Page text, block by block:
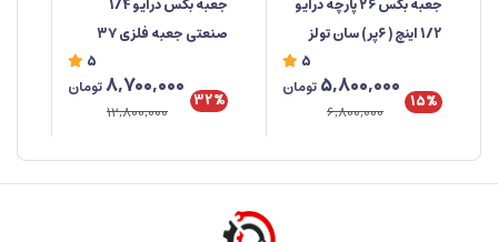
جعبه بکس ۲۶ پارچه درایو
1/2 اینچ ( ۶پر) سان تولز
5
15%
5,800,000تومان
6,800,000
جعبه‌ بکس درایو 1/4
صنعتی جعبه فلزی ۳۷
5
32%
8,700,000تومان
12,800,000